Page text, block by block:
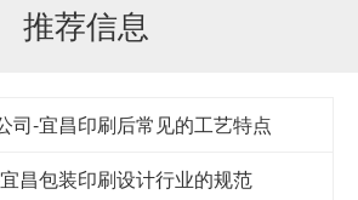
推荐信息
司-宜昌印刷后常见的工艺特点
昌包装印刷设计行业的规范